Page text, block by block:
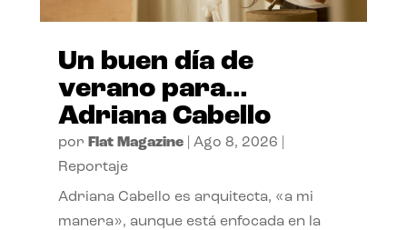
Un buen día de
verano para…
Adriana Cabello
por Flat Magazine| Ago 8, 2026
Reportaje
Adriana Cabello es arquitecta, «a mi
manera», aunque está enfocada en la